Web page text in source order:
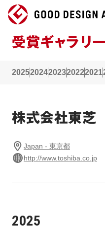
受賞ギャラリー
20252024202320222021
株式会社東芝
Japan - 東京都
http://www.toshiba.co.jp
2025